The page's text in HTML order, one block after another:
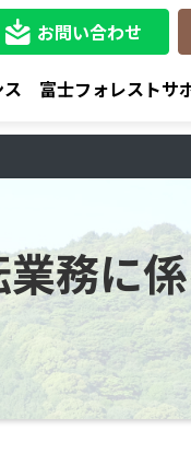
富士フォレストサ
お問い合わせ
務に